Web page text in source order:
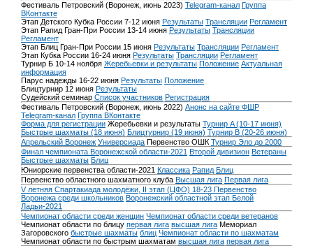
Фестиваль Петровский (Воронеж, июнь 2023) Telegram-канал Группа
ВКонтакте
Этап Детского Кубка России 7-12 июня Результаты Трансляции Регламент
Этап Рапид Гран-При России 13-14 июня Результаты Трансляции
Регламент
Этап Блиц Гран-При России 15 июня Результаты Трансляции Регламент
Этап Кубка России 16-24 июня Результаты Трансляции Регламент
Турнир Б 10-14 ноября Жеребьевки и результаты Положение Актуальная
информация
Парус надежды 16-22 июня Результаты Положение
Блицтурнир 12 июня Результаты
Судейский семинар Список участников Регистрация
Фестиваль Петровский (Воронеж, июнь 2022) Анонс на сайте ФШР
Telegram-канал Группа ВКонтакте
Форма для регистрации Жеребьевки и результаты Турнир A (10-17 июня)
Быстрые шахматы (18 июня) Блицтурнир (19 июня) Турнир B (20-26 июня)
Апрельский Воронеж Универсиада Первенство ОШК Турнир Эло до 2000
Финал чемпионата Воронежской области-2021 Второй дивизион Ветераны
Быстрые шахматы Блиц
Юниорские первенства области-2021 Классика Рапид Блиц
Первенство областного шахматного клуба Высшая лига Первая лига
V летняя Спартакиада молодёжи, II этап (ЦФО) 18-23 Первенство
Воронежа среди школьников Воронежский областной этап Белой
Ладьи-2021
Чемпионат области среди женщин Чемпионат области среди ветеранов
Чемпионат области по блицу первая лига высшая лига Мемориал
Загоровского быстрые шахматы блиц Чемпионат области по шахматам
Чемпионат области по быстрым шахматам высшая лига первая лига